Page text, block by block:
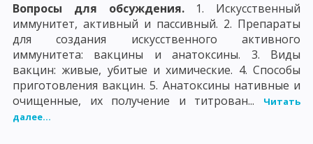
Вопросы для обсуждения. 1. Искусственный
иммунитет, активный и пассивный. 2. Препараты
для создания искусственного активного
иммунитета: вакцины и анатоксины. 3. Виды
вакцин: живые, убитые и химические. 4. Способы
приготовления вакцин. 5. Анатоксины нативные и
очищенные, их получение и титрован...
Читать
далее...